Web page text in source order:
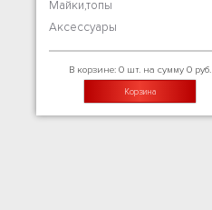
Майки,топы
Аксессуары
В корзине: 0 шт. на сумму 0 руб.
Корзина